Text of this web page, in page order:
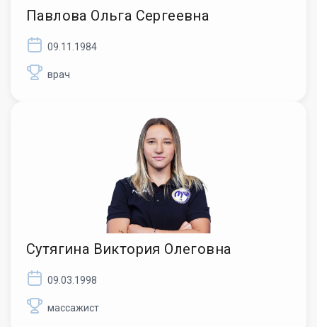
Павлова Ольга Сергеевна
09.11.1984
врач
Сутягина Виктория Олеговна
09.03.1998
массажист